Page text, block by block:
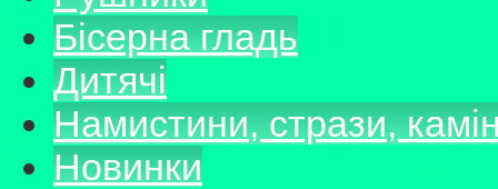
Бісерна гладь
Дитячі
Намистини, стрази,
Новинки